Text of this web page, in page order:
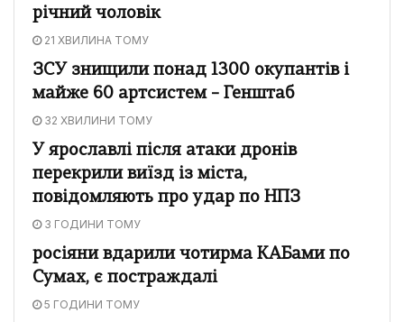
річний чоловік
21 ХВИЛИНА ТОМУ
ЗСУ знищили понад 1300 окупантів і
майже 60 артсистем – Генштаб
32 ХВИЛИНИ ТОМУ
У ярославлі після атаки дронів
перекрили виїзд із міста,
повідомляють про удар по НПЗ
3 ГОДИНИ ТОМУ
росіяни вдарили чотирма КАБами по
Сумах, є постраждалі
5 ГОДИНИ ТОМУ